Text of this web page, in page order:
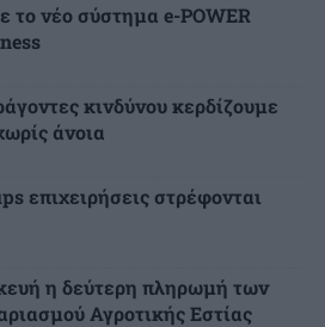
το νέο σύστημα e-POWER
κινδύνου κερδίζουμε
άνοια
επιχειρήσεις στρέφονται
η δεύτερη πληρωμή των
Αγροτικής Εστίας